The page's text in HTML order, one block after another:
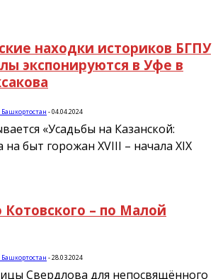
находки историков БГПУ
экспонируются в Уфе в
Башкортостан -04.04.2024
«Усадьбы на Казанской:
на быт горожан XVIII – начала XIX
– по Малой
Башкортостан -28.03.2024
Свердлова для непосвящённого